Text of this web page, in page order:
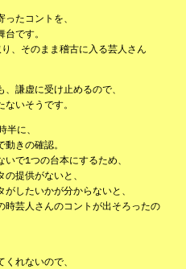
たコントを、
です。
、そのまま稽古に入る芸人さん
謙虚に受け止めるので、
いそうです。
に、
きの確認。
で1つの台本にするため、
提供がないと、
したいかが分からないと、
時芸人さんのコントが出そろったの
れないので、